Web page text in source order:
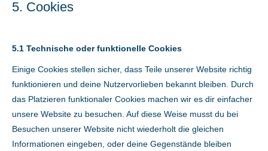
5. Cookies
5.1 Technische oder funktionelle Cookies
Einige Cookies stellen sicher, dass Teile unserer Website richtig
funktionieren und deine Nutzervorlieben bekannt bleiben. Durch
das Platzieren funktionaler Cookies machen wir es dir einfacher
unsere Website zu besuchen. Auf diese Weise musst du bei
Besuchen unserer Website nicht wiederholt die gleichen
Informationen eingeben, oder deine Gegenstände bleiben